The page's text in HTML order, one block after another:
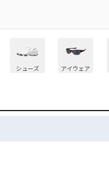
シューズ アイウェア